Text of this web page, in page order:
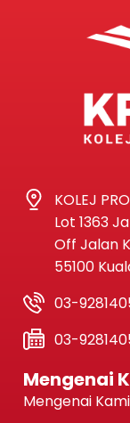
KOLEJ
Lot 1363
Off Jalan
55100
03-
03-
Mengenai
Mengenai Kami